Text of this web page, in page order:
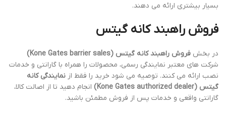
بسیار بیشتری ارائه می دهند.
فروش راهبند کانه گیتس
در بخش فروش راهبند کانه گیتس (Kone Gates barrier sales)
شرکت های معتبر نمایندگی رسمی، محصولات را همراه با گارانتی و خدمات
نصب ارائه می کنند. توصیه می شود خرید را فقط از نمایندگی کانه
گیتس (Kone Gates authorized dealer)
انجام دهید تا از اصالت کالا،
گارانتی واقعی و خدمات پس از فروش مطمئن باشید.